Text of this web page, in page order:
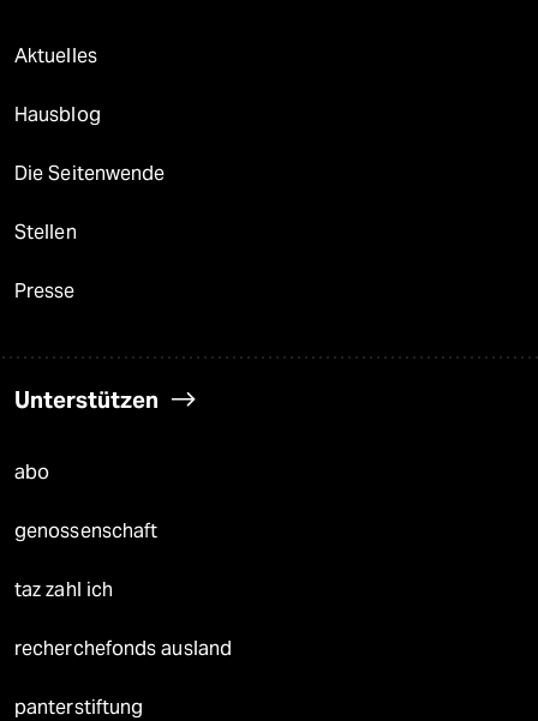
Aktuelles
Hausblog
Die Seitenwende
Stellen
Presse
Unterstützen
abo
genossenschaft
taz zahl ich
recherchefonds ausland
panterstiftung